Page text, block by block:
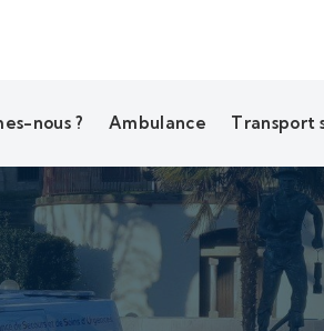
nous ? Ambulance Transport